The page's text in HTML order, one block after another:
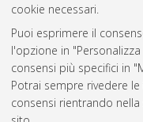
cookie necessari.
Puoi esprimere il
l'opzione in
consensi più specifici in
Potrai sempre rivedere
consensi rientrando
Atom
Rss 1.0
Rss 2.0